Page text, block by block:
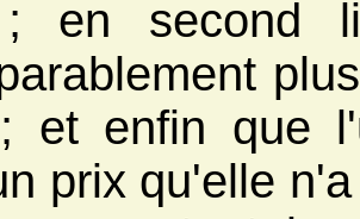
en second
et enfin que
prix qu'elle